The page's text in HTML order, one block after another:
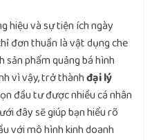
hiệu và sự tiện ích ngày
đơn thuần là vật dụng che
phẩm quảng bá hình
vì vậy, trở thànhđại lý
đầu tư được nhiều cá nhân
đây sẽ giúp bạn hiểu rõ
với mô hình kinh doanh